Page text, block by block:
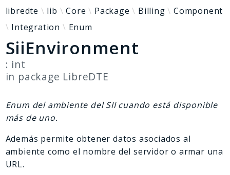
Namespaces
libredte
lib
Packages
Reports
Errors
Markers
libredte lib Core Package Billing
Component
Integration
Enum
SiiEnvironment
: int
in package LibreDTE
Enum del ambiente del SII cuando está disponible
más de uno.
Además permite obtener datos asociados al
ambiente como el nombre del servidor o armar una
URL.